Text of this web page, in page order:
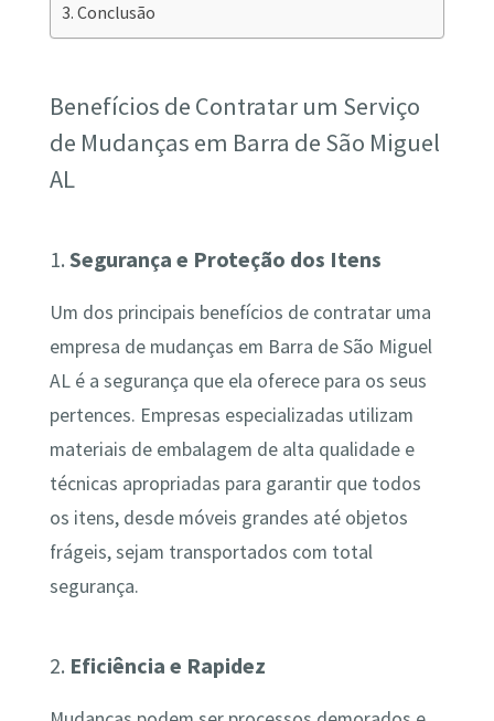
Conclusão
Benefícios de Contratar um Serviço
de Mudanças em Barra de São Miguel
AL
1. Segurança e Proteção dos Itens
Um dos principais benefícios de contratar uma
empresa de mudanças em Barra de São Miguel
AL é a segurança que ela oferece para os seus
pertences. Empresas especializadas utilizam
materiais de embalagem de alta qualidade e
técnicas apropriadas para garantir que todos
os itens, desde móveis grandes até objetos
frágeis, sejam transportados com total
segurança.
2. Eficiência e Rapidez